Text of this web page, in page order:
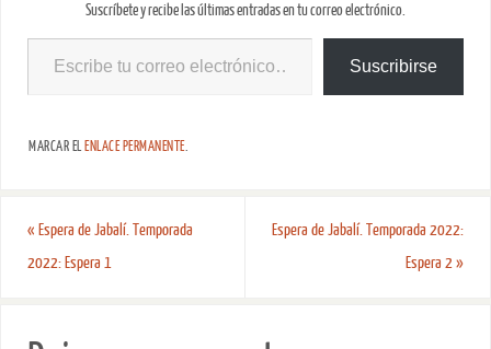
Suscríbete y recibe las últimas entradas en tu correo electrónico.
Suscribirse
MARCAR EL ENLACE PERMANENTE.
« Espera de Jabalí. Temporada
2022: Espera 1
Espera de Jabalí. Temporada 2022:
Espera 2»